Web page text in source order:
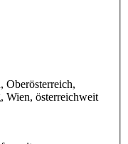
Oberösterreich,
Wien, österreichweit